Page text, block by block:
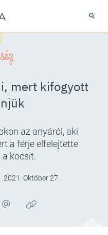
mert kifogyott
az anyáról, aki
a férje elfelejtette
kocsit.
2021. Október 27.